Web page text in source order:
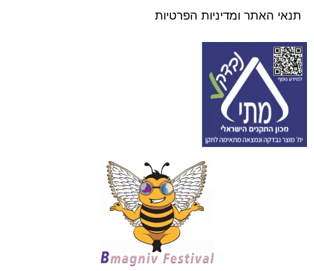
תנאי האתר ומדיניות הפרטיות